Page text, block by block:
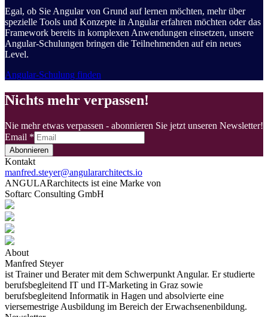
Egal, ob Sie Angular von Grund auf lernen möchten, mehr über
spezielle Tools und Konzepte in Angular erfahren möchten oder das
Framework bereits in komplexen Anwendungen einsetzen, unsere
Angular-Schulungen bringen die Teilnehmenden auf ein neues
Level.
Angular-Schulung finden
Nichts mehr verpassen!
Nie mehr etwas verpassen - abonnieren Sie jetzt unseren Newsletter!
Email *
Abonnieren
Kontakt
manfred.steyer@angulararchitects.io
ANGULARarchitects ist eine Marke von
Softarc Consulting GmbH
About
Manfred Steyer
ist Trainer und Berater mit dem Schwerpunkt Angular. Er studierte
berufsbegleitend IT und IT-Marketing in Graz sowie
berufsbegleitend Informatik in Hagen und absolvierte eine
viersemestrige Ausbildung im Bereich der Erwachsenenbildung.